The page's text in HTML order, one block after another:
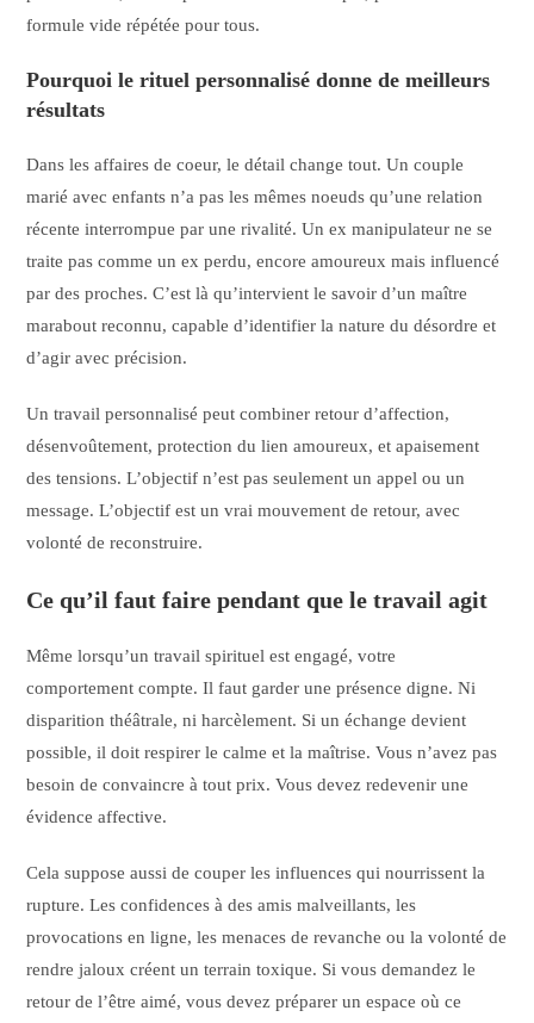
formule vide répétée pour tous.
Pourquoi le rituel personnalisé donne de meilleurs
résultats
Dans les affaires de coeur, le détail change tout. Un couple
marié avec enfants n’a pas les mêmes noeuds qu’une relation
récente interrompue par une rivalité. Un ex manipulateur ne se
traite pas comme un ex perdu, encore amoureux mais influencé
par des proches. C’est là qu’intervient le savoir d’un maître
marabout reconnu, capable d’identifier la nature du désordre et
d’agir avec précision.
Un travail personnalisé peut combiner retour d’affection,
désenvoûtement, protection du lien amoureux, et apaisement
des tensions. L’objectif n’est pas seulement un appel ou un
message. L’objectif est un vrai mouvement de retour, avec
volonté de reconstruire.
Ce qu’il faut faire pendant que le travail agit
Même lorsqu’un travail spirituel est engagé, votre
comportement compte. Il faut garder une présence digne. Ni
disparition théâtrale, ni harcèlement. Si un échange devient
possible, il doit respirer le calme et la maîtrise. Vous n’avez pas
besoin de convaincre à tout prix. Vous devez redevenir une
évidence affective.
Cela suppose aussi de couper les influences qui nourrissent la
rupture. Les confidences à des amis malveillants, les
provocations en ligne, les menaces de revanche ou la volonté de
rendre jaloux créent un terrain toxique. Si vous demandez le
retour de l’être aimé, vous devez préparer un espace où ce